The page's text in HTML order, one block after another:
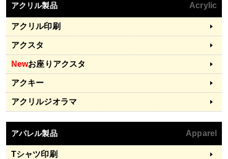
アクリル製品 Acrylic
アクリル印刷
アクスタ
Newお座りアクスタ
アクキー
アクリルジオラマ
アパレル製品 Apparel
Tシャツ印刷